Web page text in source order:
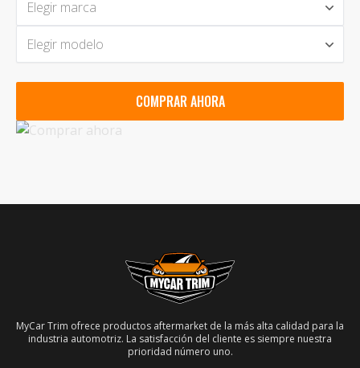
Elegir marca
Elegir modelo
COMPRAR AHORA
MyCar Trim ofrece productos aftermarket de la más alta calidad para la
industria automotriz. La satisfacción del cliente es siempre nuestra
prioridad número uno.